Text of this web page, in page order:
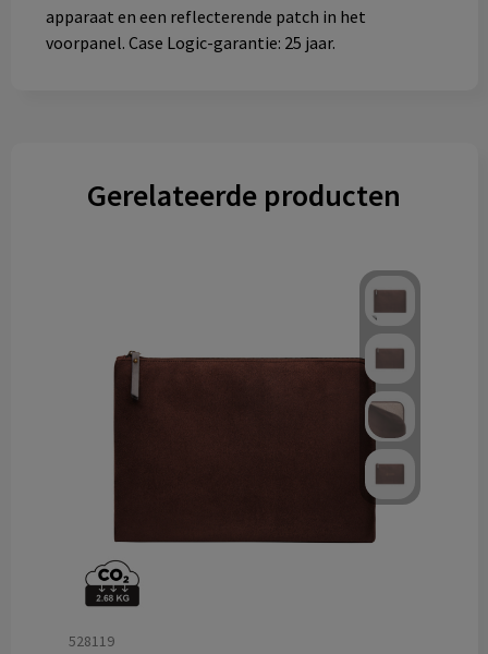
apparaat en een reflecterende patch in het
voorpanel. Case Logic-garantie: 25 jaar.
Gerelateerde producten
528119